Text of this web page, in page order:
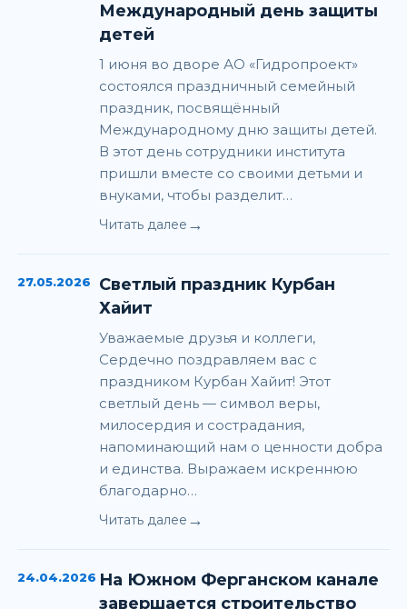
Международный день защиты
детей
1 июня во дворе АО «Гидропроект»
состоялся праздничный семейный
праздник, посвящённый
Международному дню защиты детей.
В этот день сотрудники института
пришли вместе со своими детьми и
внуками, чтобы разделит…
Читать далее →
27.05.2026
Светлый праздник Курбан
Хайит
Уважаемые друзья и коллеги,
Сердечно поздравляем вас с
праздником Курбан Хайит! Этот
светлый день — символ веры,
милосердия и сострадания,
напоминающий нам о ценности добра
и единства. Выражаем искреннюю
благодарно…
Читать далее →
24.04.2026 На Южном Ферганском канале
завершается строительство